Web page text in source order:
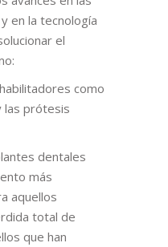
en la tecnología
el
como
las prótesis
dentales
más
aquellos
total de
que han